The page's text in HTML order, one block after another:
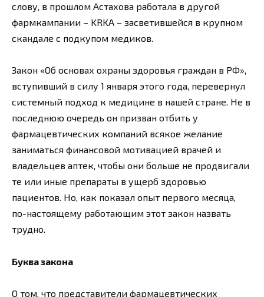
слову, в прошлом Астахова работала в другой
фармкампании – KRKA – засветившейся в крупном
скандале с подкупом медиков.
Закон «Об основах охраны здоровья граждан в РФ»,
вступивший в силу 1 января этого года, перевернул
системный подход к медицине в нашей стране. Не в
последнюю очередь он призван отбить у
фармацевтических компаний всякое желание
заниматься финансовой мотивацией врачей и
владельцев аптек, чтобы они больше не продвигали
те или иные препараты в ущерб здоровью
пациентов. Но, как показал опыт первого месяца,
по-настоящему работающим этот закон назвать
трудно.
Буква закона
О том, что представители фармацевтических